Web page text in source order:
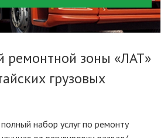
ремонтной зоны «ЛАТ»
грузовых
набор услуг по ремонту